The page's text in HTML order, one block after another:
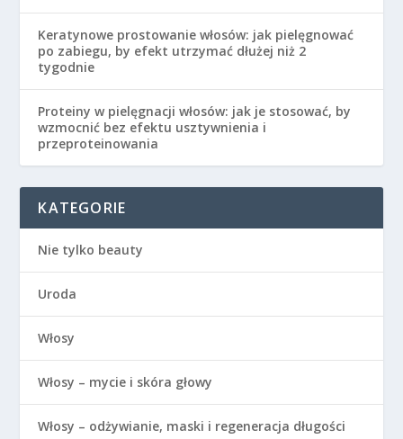
Keratynowe prostowanie włosów: jak pielęgnować
po zabiegu, by efekt utrzymać dłużej niż 2
tygodnie
Proteiny w pielęgnacji włosów: jak je stosować, by
wzmocnić bez efektu usztywnienia i
przeproteinowania
KATEGORIE
Nie tylko beauty
Uroda
Włosy
Włosy – mycie i skóra głowy
Włosy – odżywianie, maski i regeneracja długości